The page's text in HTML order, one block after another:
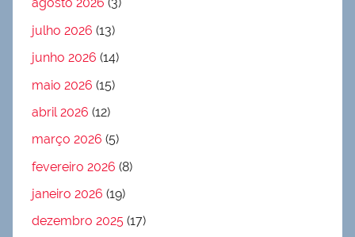
agosto 2026 (3)
julho 2026 (13)
junho 2026 (14)
maio 2026 (15)
abril 2026 (12)
março 2026 (5)
fevereiro 2026 (8)
janeiro 2026 (19)
dezembro 2025 (17)